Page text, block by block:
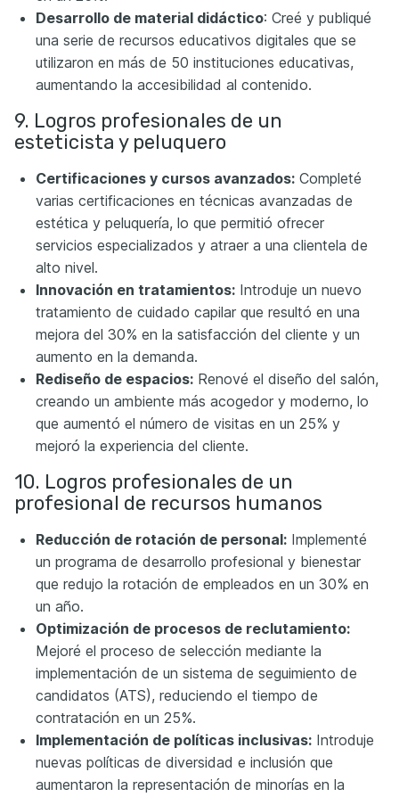
Desarrollo de material didáctico: Creé y publiqué
una serie de recursos educativos digitales que se
utilizaron en más de 50 instituciones educativas,
aumentando la accesibilidad al contenido.
9. Logros profesionales de un
esteticista y peluquero
Certificaciones y cursos avanzados: Completé
varias certificaciones en técnicas avanzadas de
estética y peluquería, lo que permitió ofrecer
servicios especializados y atraer a una clientela de
alto nivel.
Innovación en tratamientos: Introduje un nuevo
tratamiento de cuidado capilar que resultó en una
mejora del 30% en la satisfacción del cliente y un
aumento en la demanda.
Rediseño de espacios: Renové el diseño del salón,
creando un ambiente más acogedor y moderno, lo
que aumentó el número de visitas en un 25% y
mejoró la experiencia del cliente.
10. Logros profesionales de un
profesional de recursos humanos
Reducción de rotación de personal: Implementé
un programa de desarrollo profesional y bienestar
que redujo la rotación de empleados en un 30% en
un año.
Optimización de procesos de reclutamiento:
Mejoré el proceso de selección mediante la
implementación de un sistema de seguimiento de
candidatos (ATS), reduciendo el tiempo de
contratación en un 25%.
Implementación de políticas inclusivas: Introduje
nuevas políticas de diversidad e inclusión que
aumentaron la representación de minorías en la